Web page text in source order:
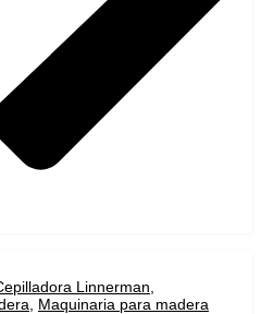
Linnerman
Maquinaria para madera